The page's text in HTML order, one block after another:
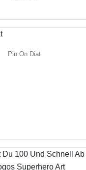
Pin On Diat